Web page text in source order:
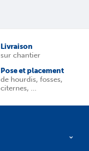
Livraison
sur chantier
Pose et placement
de hourdis, fosses,
citernes, ...